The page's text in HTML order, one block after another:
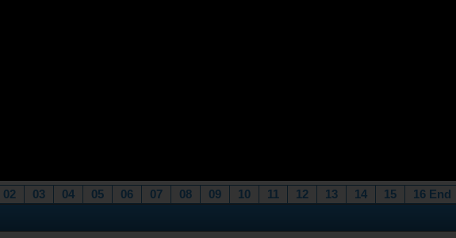
02 03 04 05 06 07 08 09 10 11 12 13 14 15
16 End